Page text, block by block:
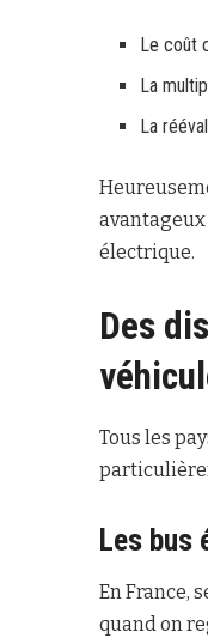
Le coût
La
La
électrique.
Des
Tous les
Les bus
En France,
quand on